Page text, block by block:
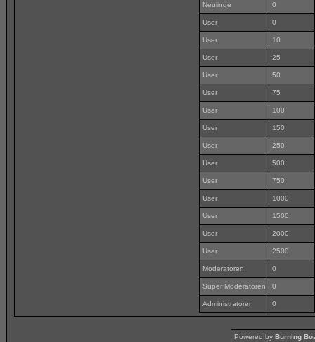
Neulinge 0
User 0
User 10
User 25
User 50
User 75
User 100
User 150
User 250
User 500
User 750
User 1000
User 1500
User 2000
User 2500
Moderatoren 0
Super Moderatoren 0
Administratoren 0
Powered by Burning